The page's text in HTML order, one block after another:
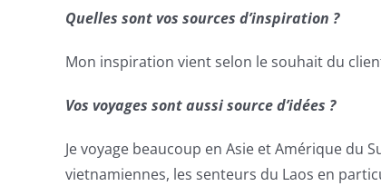
Quelles sont vos sources d’inspiration ?
Mon inspiration vient selon le souhait du
Vos voyages sont aussi source d’idées ?
Je voyage beaucoup en Asie et Amérique du
vietnamiennes, les senteurs du Laos en